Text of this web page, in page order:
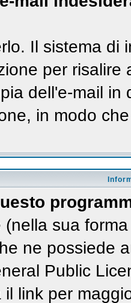
Il sistema di
per
dell'e-mail
in modo
(nella sua
ne possiede
Public
link per